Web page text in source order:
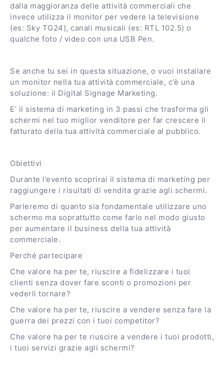
dalla maggioranza delle attività commerciali che
invece utilizza il monitor per vedere la televisione
(es: Sky TG24), canali musicali (es: RTL 102.5) o
qualche foto / video con una USB Pen.
Se anche tu sei in questa situazione, o vuoi installare
un monitor nella tua attività commerciale, c’è una
soluzione: il Digital Signage Marketing.
E’ il sistema di marketing in 3 passi che trasforma gli
schermi nel tuo miglior venditore per far crescere il
fatturato della tua attività commerciale al pubblico.
Obiettivi
Durante l’evento scoprirai il sistema di marketing per
raggiungere i risultati di vendita grazie agli schermi.
Parleremo di quanto sia fondamentale utilizzare uno
schermo ma soprattutto come farlo nel modo giusto
per aumentare il business della tua attività
commerciale.
Perché partecipare
Che valore ha per te, riuscire a fidelizzare i tuoi
clienti senza dover fare sconti o promozioni per
vederli tornare?
Che valore ha per te, riuscire a vendere senza fare la
guerra dei prezzi con i tuoi competitor?
Che valore ha per te riuscire a vendere i tuoi prodotti,
i tuoi servizi grazie agli schermi?